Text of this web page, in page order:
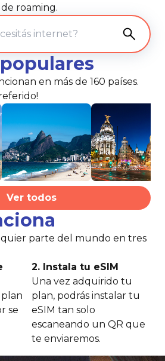
roaming.
en más de 160 países.
Brasil
Ver todos
parte del mundo en tres
plan
se
2. Instala tu eSIM
Una vez adquirido tu
plan, podrás instalar tu
eSIM tan solo
escaneando un QR que
te enviaremos.